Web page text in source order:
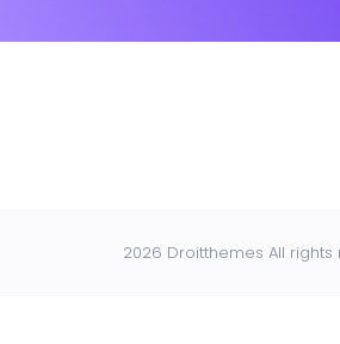
2026 Droitthemes All rights